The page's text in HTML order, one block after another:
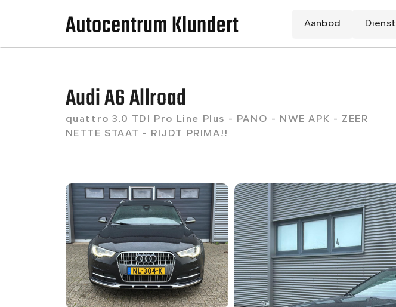
Aanbod
Audi A6 Allroad
quattro 3.0 TDI Pro Line Plus - PANO - NWE APK - ZEER
NETTE STAAT - RIJDT PRIMA!!